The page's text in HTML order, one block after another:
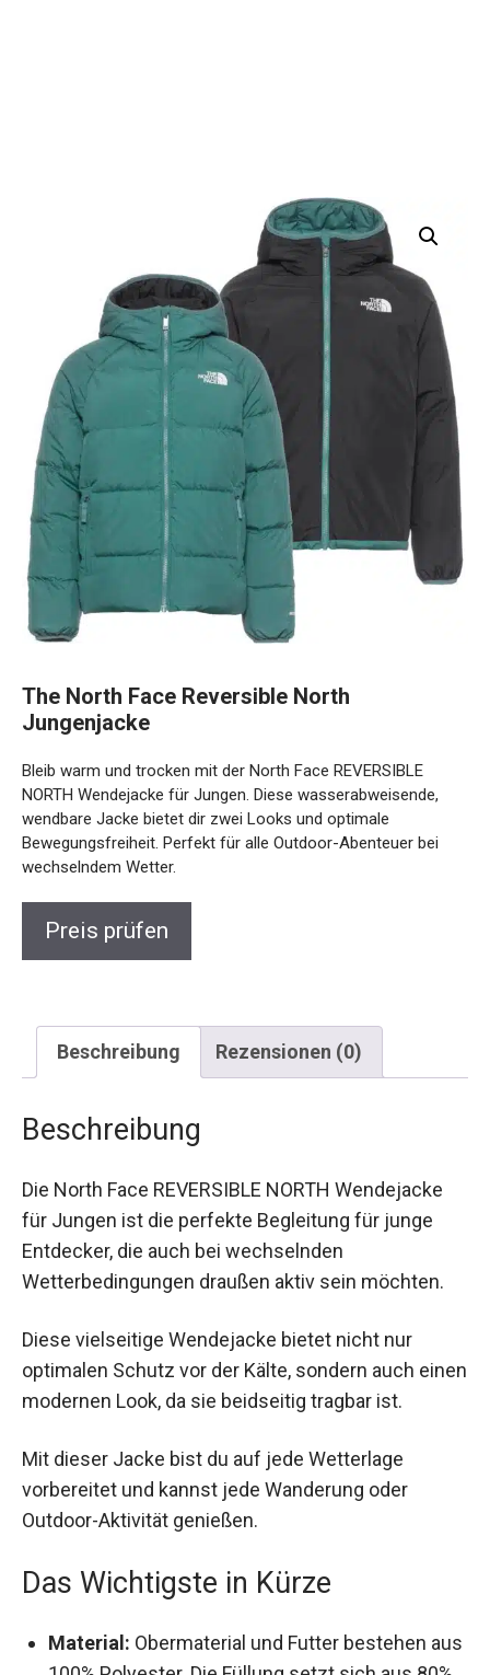
Jungenjacke
NORTH Wendejacke für Jungen. Diese wasserabweisende,
wendbare Jacke bietet dir zwei Looks und optimale
Bewegungsfreiheit. Perfekt für alle Outdoor-Abenteuer bei
wechselndem Wetter.
Beschreibung Rezensionen (0)
Beschreibung
für Jungen ist die perfekte Begleitung für junge
Entdecker, die auch bei wechselnden
Wetterbedingungen draußen aktiv sein möchten.
optimalen Schutz vor der Kälte, sondern auch
einen modernen Look, da sie beidseitig tragbar
ist.
Mit dieser Jacke bist du auf jede Wetterlage
vorbereitet und kannst jede Wanderung oder
Outdoor-Aktivität genießen.
Das Wichtigste in Kürze
Material: Obermaterial und Futter bestehen